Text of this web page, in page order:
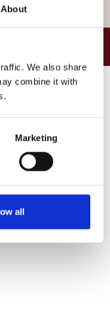
About
We also share
combine it with
Marketing
all
prodotti alimentari.